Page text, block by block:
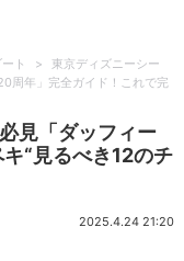
ト >
東京ディズニーシー
周年」完全ガイド！これで完
見「ダッフィー
“見るべき12のチ
2025.4.24 21:20